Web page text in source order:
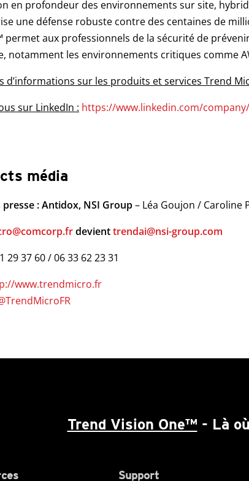
en profondeur des environnements sur site,
une défense robuste contre des centaines de
permet aux professionnels de la sécurité de
notamment les environnements critiques comme
d’informations sur les produits et services Trend
sur LinkedIn : https://www.linkedin.com/
média
presse : Antidox, NSI Group– Léa Goujon / Caroline
devienttrendai@nsi-group.com
29 37 60 / 06 33 62 23 31
www.trendmicro.fr
Trend Vision One™ - Là
Support